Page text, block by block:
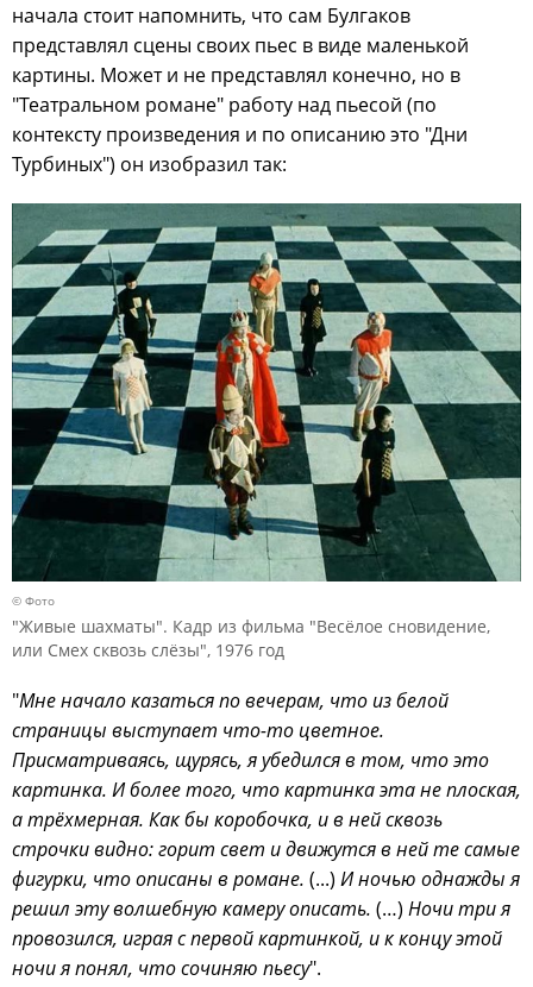
начала стоит напомнить, что сам Булгаков
представлял сцены своих пьес в виде маленькой
картины. Может и не представлял конечно, но в
"Театральном романе" работу над пьесой (по
контексту произведения и по описанию это "Дни
Турбиных") он изобразил так:
© Фото
"Живые шахматы". Кадр из фильма "Весёлое сновидение,
или Смех сквозь слёзы", 1976 год
"Мне начало казаться по вечерам, что из белой
страницы выступает что-то цветное.
Присматриваясь, щурясь, я убедился в том, что это
картинка. И более того, что картинка эта не плоская,
а трёхмерная. Как бы коробочка, и в ней сквозь
строчки видно: горит свет и движутся в ней те самые
фигурки, что описаны в романе. (...) И ночью однажды я
решил эту волшебную камеру описать. (…) Ночи три я
провозился, играя с первой картинкой, и к концу этой
ночи я понял, что сочиняю пьесу".